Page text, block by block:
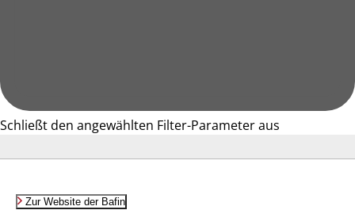
Schließt den angewählten Filter-Parameter aus
Zur Website der Bafin